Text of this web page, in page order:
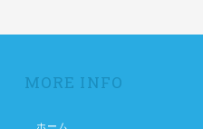
MORE INFO
ホーム